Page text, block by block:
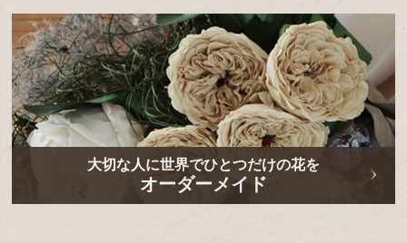
大切な人に世界でひとつだけの花を
オーダーメイド